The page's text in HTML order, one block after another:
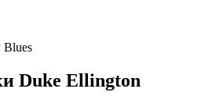
Blues
Duke Ellington